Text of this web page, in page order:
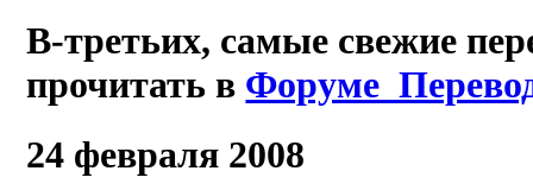
В-третьих, самые свежие
прочитать в Форуме
24 февраля 2008